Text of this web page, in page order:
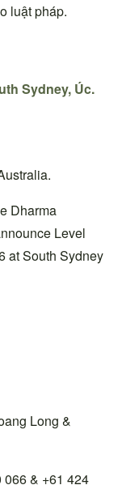
luật pháp.
Sydney, Úc.
Dharma
Level
at South Sydney
Long &
066 & +61 424